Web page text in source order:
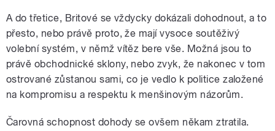
A do třetice, Britové se vždycky dokázali dohodnout, a to
přesto, nebo právě proto, že mají vysoce soutěživý
volební systém, v němž vítěz bere vše. Možná jsou to
právě obchodnické sklony, nebo zvyk, že nakonec v tom
ostrované zůstanou sami, co je vedlo k politice založené
na kompromisu a respektu k menšinovým názorům.
Čarovná schopnost dohody se ovšem někam ztratila.